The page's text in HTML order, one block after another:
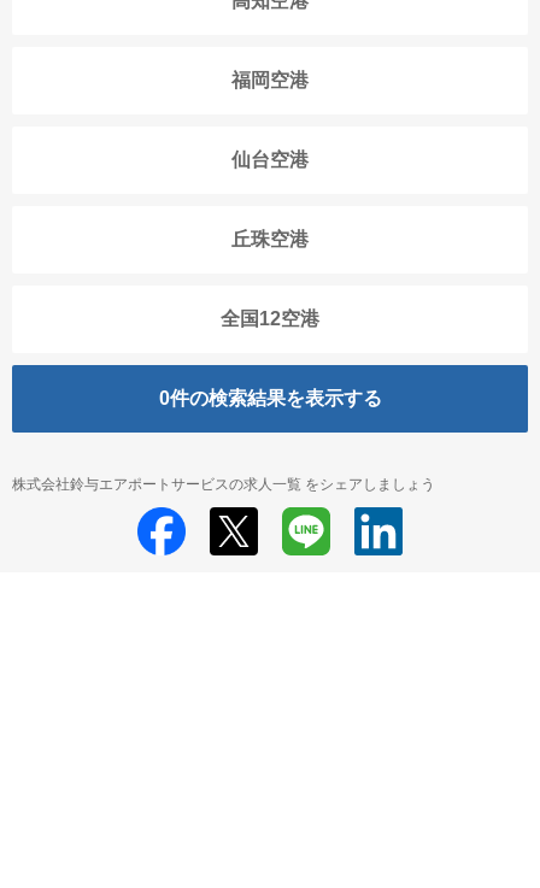
福岡空港
仙台空港
丘珠空港
全国12空港
0件の検索結果を表示する
株式会社鈴与エアポートサービスの求人一覧 をシェアしましょう